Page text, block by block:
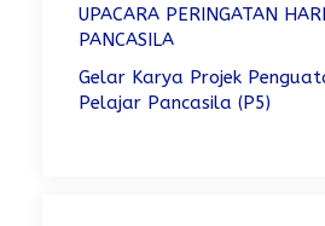
UPACARA PERINGATAN
PANCASILA
Gelar Karya Projek
Pelajar Pancasila (P5)